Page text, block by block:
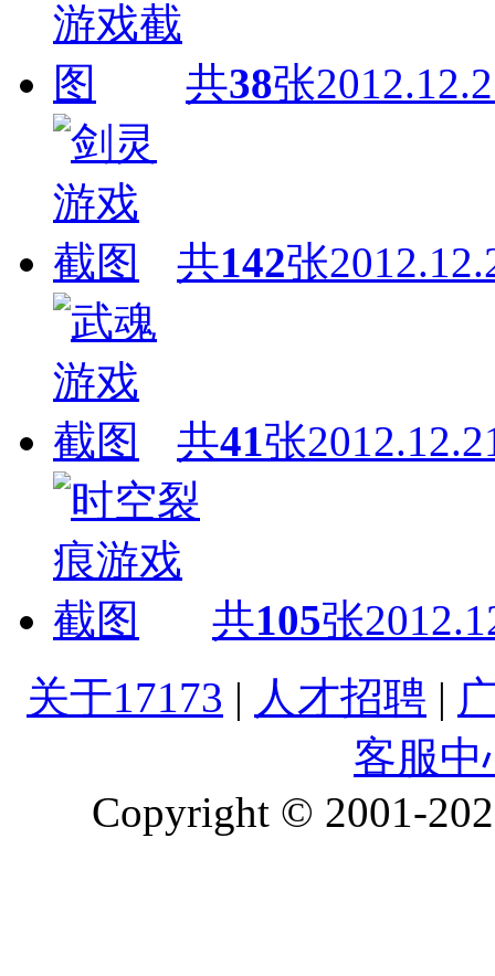
共38张
共142张
共41张
共105张
关于17173 | 人才招聘 |
客服中
Copyright © 2001-